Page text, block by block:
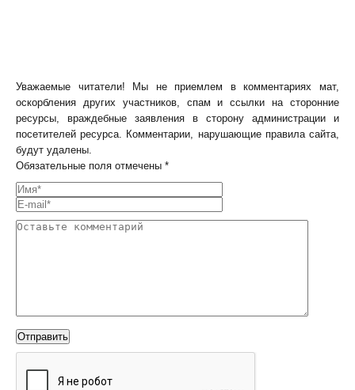
Уважаемые читатели! Мы не приемлем в комментариях мат,
оскорбления других участников, спам и ссылки на сторонние
ресурсы, враждебные заявления в сторону администрации и
посетителей ресурса. Комментарии, нарушающие правила сайта,
будут удалены.
Обязательные поля отмечены *